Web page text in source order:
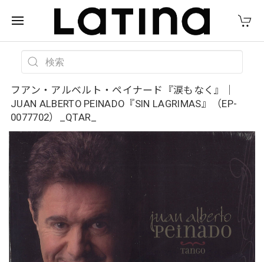
フアン・アルベルト・ペイナード『涙もなく』｜
JUAN ALBERTO PEINADO『SIN LAGRIMAS』（EP-
0077702）_QTAR_